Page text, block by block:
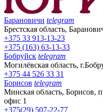
Барановичи telegram
Брестская область,
+375 33 913-13-23
+375 (163) 63-13-33
Бобруйск telegram
Могилёвская область,
+375 44 526 33 31
Борисов telegram
Минская область, Борисов,
офис 1
+375(29) 507-22-77